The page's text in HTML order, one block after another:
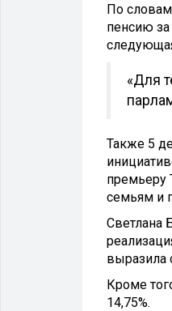
По словам
пенсию
«Для
Также 5
премьеру
семьям и
Светлана
выразила
Кроме
14,75%.